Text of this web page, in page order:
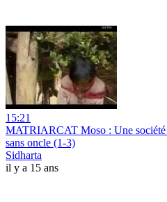
15:21
MATRIARCAT Moso : Une société
sans oncle (1-3)
Sidharta
il y a 15 ans